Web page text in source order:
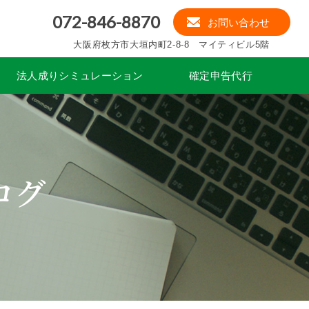
072-846-8870 お問い合わせ
大阪府枚方市大垣内町2-8-8 マイティビル5階
法人成りシミュレーション 確定申告代行
グ